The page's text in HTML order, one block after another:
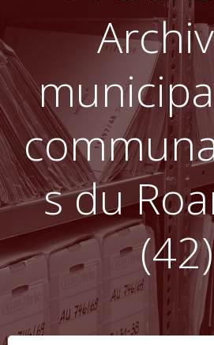
s du
(42)